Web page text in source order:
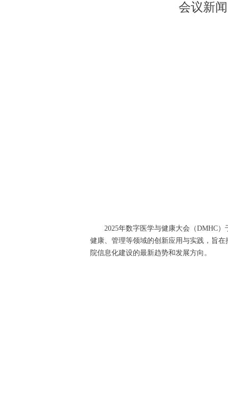
会议新
2025年数字医学与健康大会（DMHC
健康、管理等领域的创新应用与实践，旨
院信息化建设的最新趋势和发展方向。